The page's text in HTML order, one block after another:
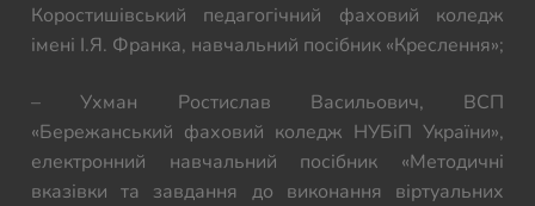
Коростишівський педагогічний фаховий коледж
імені І.Я. Франка, навчальний посібник «Креслення»;
– Ухман Ростислав Васильович, ВСП
«Бережанський фаховий коледж НУБіП України»,
електронний навчальний посібник «Методичні
вказівки та завдання до виконання віртуальних